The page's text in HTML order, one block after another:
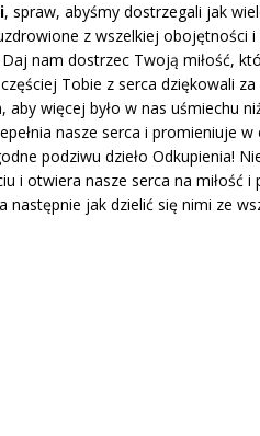
, spraw, abyśmy dostrzegali jak
z wszelkiej
nam dostrzec Twoją miłość,
Tobie z serca dziękowali
aby więcej było w nas uśmiechu
nasze serca i promieniuje
podziwu dzieło Odkupienia!
i otwiera nasze serca na miłość
następnie jak dzielić się nimi ze